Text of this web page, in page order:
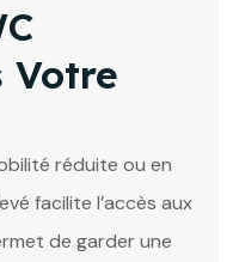
Votre
réduite ou en
facilite l’accès aux
de garder une